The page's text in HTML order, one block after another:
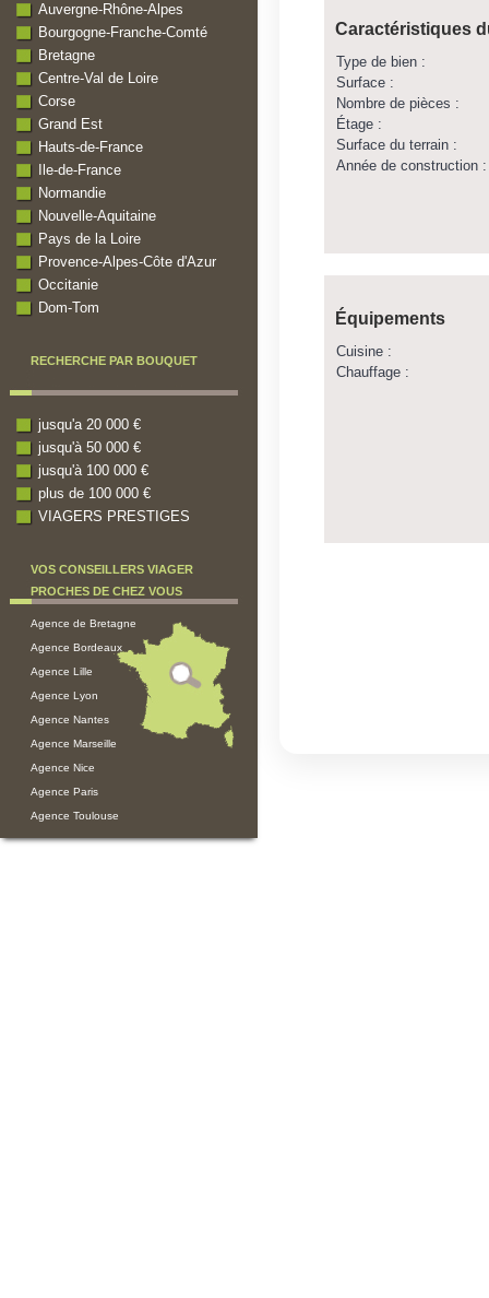
Auvergne-Rhône-Alpes
Bourgogne-Franche-Comté
Bretagne
Centre-Val de Loire
Corse
Grand Est
Hauts-de-France
Ile-de-France
Normandie
Nouvelle-Aquitaine
Pays de la Loire
Provence-Alpes-Côte d'Azur
Occitanie
Dom-Tom
RECHERCHE PAR BOUQUET
jusqu'a 20 000 €
jusqu'à 50 000 €
jusqu'à 100 000 €
plus de 100 000 €
VIAGERS PRESTIGES
VOS CONSEILLERS VIAGER
PROCHES DE CHEZ VOUS
Agence de Bretagne
Agence Bordeaux
Agence Lille
Agence Lyon
Agence Nantes
Agence Marseille
Agence Nice
Agence Paris
Agence Toulouse
Caractéristiques
Type de bien :
Surface :
Nombre de pièces :
Étage :
Surface du terrain :
Année de construction :
Équipements
Cuisine :
Chauffage :